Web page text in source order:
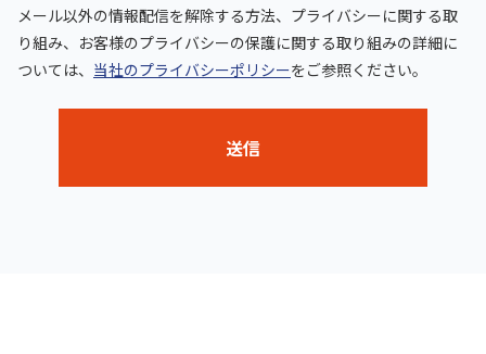
メール以外の情報配信を解除する方法、プライバシーに関する取
り組み、お客様のプライバシーの保護に関する取り組みの詳細に
ついては、 当社のプライバシーポリシーをご参照ください。